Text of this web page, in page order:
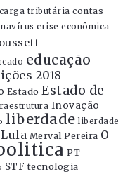
carga tributária contas
crise econômica
educação
2018
Estado Estado de
Inovação
liberdade liberdade
Lula Merval Pereira O
PT
STF tecnologia